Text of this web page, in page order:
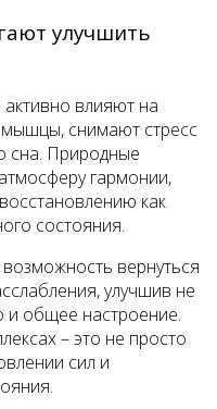
улучшить
влияют на
снимают стресс
сна. Природные
гармонии,
как
состояния.
вернуться
улучшив не
и общее настроение.
– это не просто
сил и